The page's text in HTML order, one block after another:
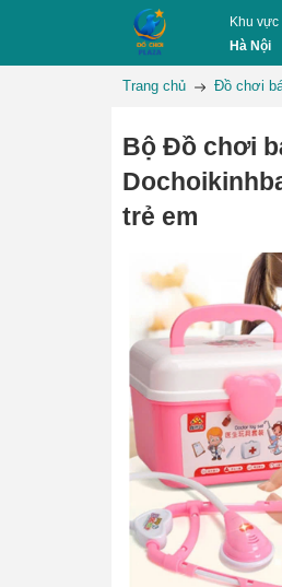
Khu vực
Hà Nội
Trang chủ Đồ chơi
Bộ Đồ chơi
trẻ em